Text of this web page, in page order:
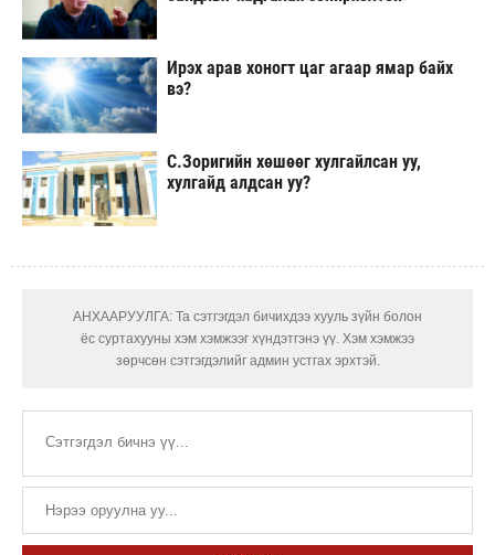
Ирэх арав хоногт цаг агаар ямар байх
вэ?
С.Зоригийн хөшөөг хулгайлсан уу,
хулгайд алдсан уу?
АНХААРУУЛГА: Та сэтгэгдэл бичихдээ хууль зүйн болон
ёс суртахууны хэм хэмжээг хүндэтгэнэ үү. Хэм хэмжээ
зөрчсөн сэтгэгдэлийг админ устгах эрхтэй.